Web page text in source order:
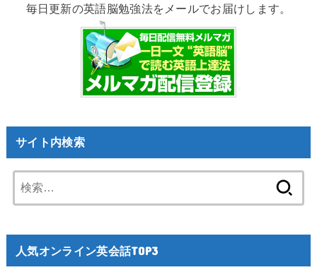
毎日更新の英語脳勉強法をメールでお届けします。
サイト内検索
索:
人気オンライン英会話TOP3